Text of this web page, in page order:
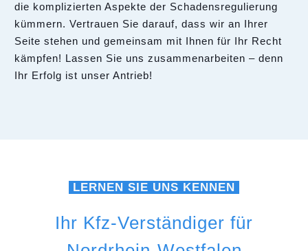
die komplizierten Aspekte der Schadensregulierung
kümmern. Vertrauen Sie darauf, dass wir an Ihrer
Seite stehen und gemeinsam mit Ihnen für Ihr Recht
kämpfen! Lassen Sie uns zusammenarbeiten – denn
Ihr Erfolg ist unser Antrieb!
LERNEN SIE UNS KENNEN
Ihr Kfz-Verständiger für